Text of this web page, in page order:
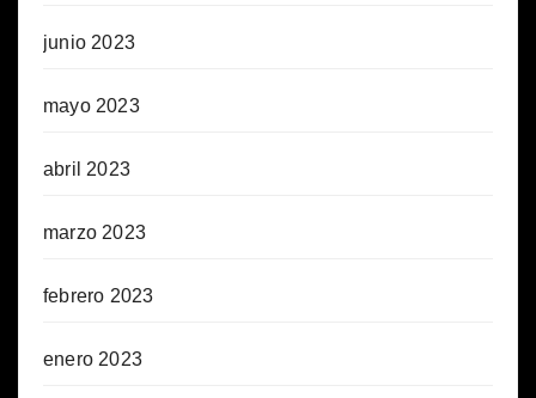
junio 2023
mayo 2023
abril 2023
marzo 2023
febrero 2023
enero 2023